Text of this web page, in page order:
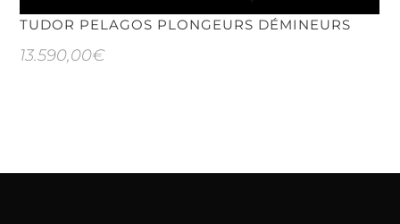
TUDOR PELAGOS PLONGEURS DÉMINEURS
13.590,00€